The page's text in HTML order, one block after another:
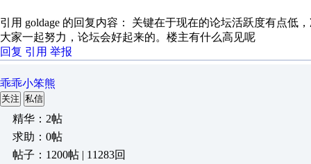
引用 goldage 的回复内容： 关键在于现在的论坛活跃度有点低
大家一起努力，论坛会好起来的。楼主有什么高见呢
回复 引用 举报
乖乖小笨熊
关注 私信
精华：2帖
求助：0帖
帖子：1200帖 | 11283回